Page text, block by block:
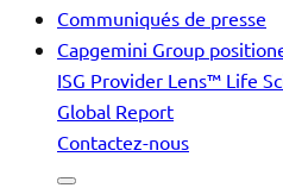
Communiqués de presse
Capgemini Group
ISG Provider Lens™ Life
Global Report
Contactez-nous